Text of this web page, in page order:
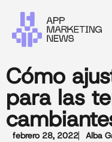
Cómo
para las
febrero 28, 2022 Alba